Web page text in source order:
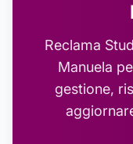
Reclama
Manuela
gestione,